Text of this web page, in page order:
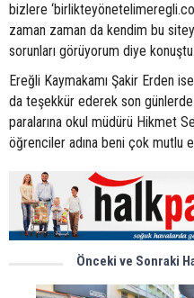
bizlere
zaman zaman da kendim bu
sorunları görüyorum diye konuştu.
Ereğli Kaymakamı Şakir Erden
da teşekkür ederek son
paralarına okul müdürü Hikmet
öğrenciler adına beni çok mutlu
Önceki ve Sonraki